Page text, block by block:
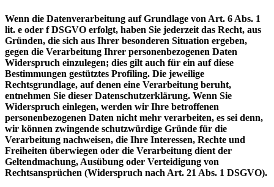
Wenn die Datenverarbeitung auf Grundlage von Art. 6 Abs. 1
lit. e oder f DSGVO erfolgt, haben Sie jederzeit das Recht, aus
Gründen, die sich aus Ihrer besonderen Situation ergeben,
gegen die Verarbeitung Ihrer personenbezogenen Daten
Widerspruch einzulegen; dies gilt auch für ein auf diese
Bestimmungen gestütztes Profiling. Die jeweilige
Rechtsgrundlage, auf denen eine Verarbeitung beruht,
entnehmen Sie dieser Datenschutzerklärung. Wenn Sie
Widerspruch einlegen, werden wir Ihre betroffenen
personenbezogenen Daten nicht mehr verarbeiten, es sei denn,
wir können zwingende schutzwürdige Gründe für die
Verarbeitung nachweisen, die Ihre Interessen, Rechte und
Freiheiten überwiegen oder die Verarbeitung dient der
Geltendmachung, Ausübung oder Verteidigung von
Rechtsansprüchen (Widerspruch nach Art. 21 Abs. 1 DSGVO).